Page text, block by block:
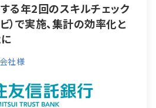
る年2回のスキルチェック
）で実施、集計の効率化と
社様